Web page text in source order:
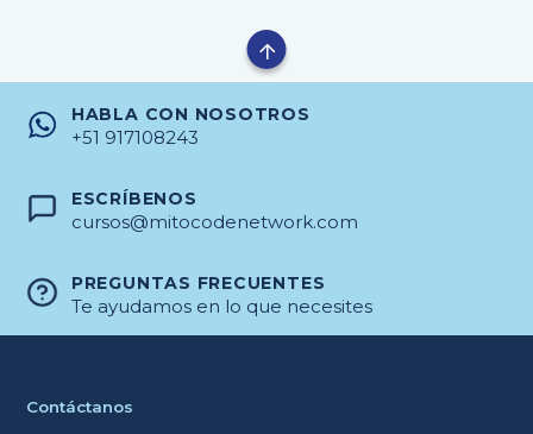
HABLA CON NOSOTROS
+51 917108243
ESCRÍBENOS
cursos@mitocodenetwork.com
PREGUNTAS FRECUENTES
Te ayudamos en lo que necesites
Contáctanos